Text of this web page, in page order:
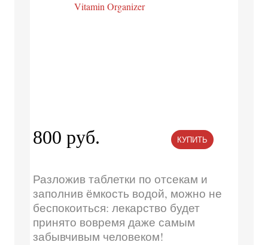
800 руб. КУПИТЬ
Разложив таблетки по отсекам и
заполнив ёмкость водой, можно не
беспокоиться: лекарство будет
принято вовремя даже самым
забывчивым человеком!